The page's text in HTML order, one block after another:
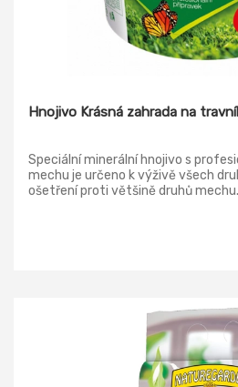
Hnojivo Krásná zahrada na
Speciální minerální hnojivo s
mechu je určeno k výživě všech
ošetření proti většině druhů
odstranění mechu jsou rychleji
porostu. Důležitým prvkem